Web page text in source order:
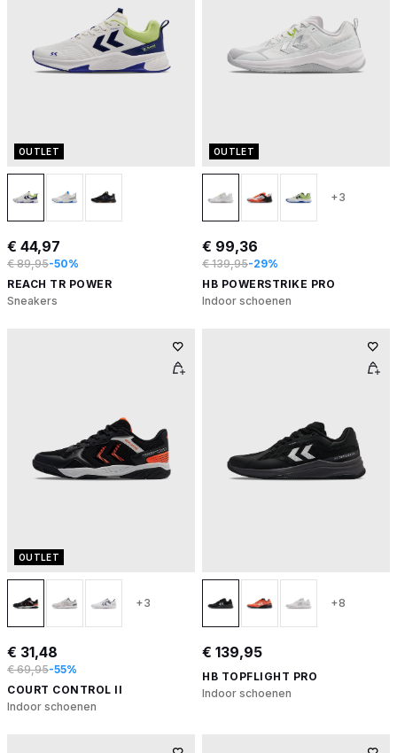
OUTLET
€ 44,97
€ 89,95-50%
REACH TR POWER
Sneakers
OUTLET
+3
€ 99,36
€ 139,95-29%
HB POWERSTRIKE PRO
Indoor schoenen
OUTLET
+3
€ 31,48
€ 69,95-55%
COURT CONTROL II
Indoor schoenen
+8
€ 139,95
HB TOPFLIGHT PRO
Indoor schoenen